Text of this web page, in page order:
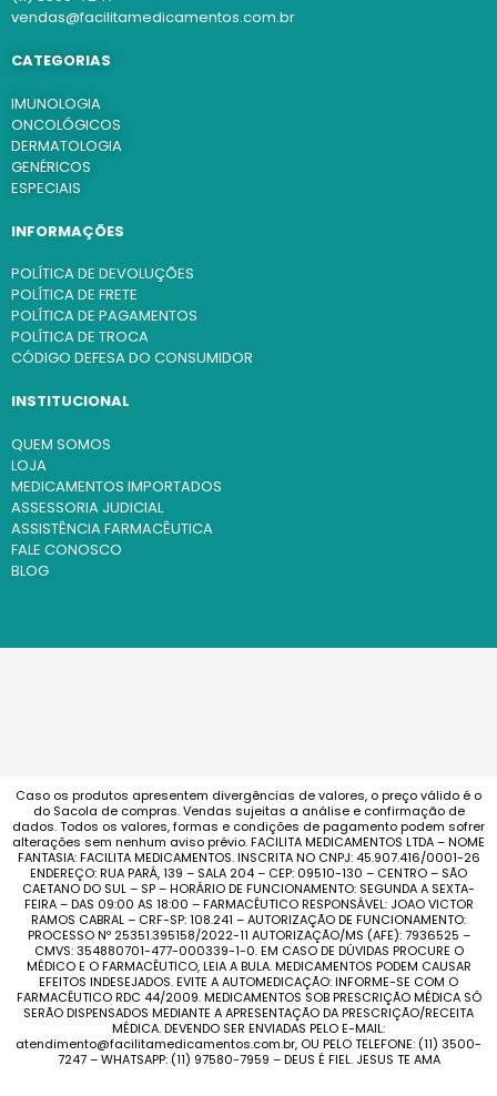
vendas@facilitamedicamentos.com.br
CATEGORIAS
IMUNOLOGIA
ONCOLÓGICOS
DERMATOLOGIA
GENÉRICOS
ESPECIAIS
INFORMAÇÕES
POLÍTICA DE DEVOLUÇÕES
POLÍTICA DE FRETE
POLÍTICA DE PAGAMENTOS
POLÍTICA DE TROCA
CÓDIGO DEFESA DO CONSUMIDOR
INSTITUCIONAL
QUEM SOMOS
LOJA
MEDICAMENTOS IMPORTADOS
ASSESSORIA JUDICIAL
ASSISTÊNCIA FARMACÊUTICA
FALE CONOSCO
BLOG
Caso os produtos apresentem divergências de valores, o preço válido é o
do Sacola de compras. Vendas sujeitas a análise e confirmação de
dados. Todos os valores, formas e condições de pagamento podem sofrer
alterações sem nenhum aviso prévio. FACILITA MEDICAMENTOS LTDA – NOME
FANTASIA: FACILITA MEDICAMENTOS. INSCRITA NO CNPJ: 45.907.416/0001-26
ENDEREÇO: RUA PARÁ, 139 – SALA 204 – CEP: 09510-130 – CENTRO – SÃO
CAETANO DO SUL – SP – HORÁRIO DE FUNCIONAMENTO: SEGUNDA A SEXTA-
FEIRA – DAS 09:00 AS 18:00 – FARMACÊUTICO RESPONSÁVEL: JOAO VICTOR
RAMOS CABRAL – CRF-SP: 108.241 – AUTORIZAÇÃO DE FUNCIONAMENTO:
PROCESSO Nº 25351.395158/2022-11 AUTORIZAÇÃO/MS (AFE): 7936525 –
CMVS: 354880701-477-000339-1-0. EM CASO DE DÚVIDAS PROCURE O
MÉDICO E O FARMACÊUTICO, LEIA A BULA. MEDICAMENTOS PODEM CAUSAR
EFEITOS INDESEJADOS. EVITE A AUTOMEDICAÇÃO: INFORME-SE COM O
FARMACÊUTICO RDC 44/2009. MEDICAMENTOS SOB PRESCRIÇÃO MÉDICA SÓ
SERÃO DISPENSADOS MEDIANTE A APRESENTAÇÃO DA PRESCRIÇÃO/RECEITA
MÉDICA. DEVENDO SER ENVIADAS PELO E-MAIL:
atendimento@facilitamedicamentos.com.br, OU PELO TELEFONE: (11) 3500-
7247 – WHATSAPP: (11) 97580-7959 – DEUS É FIEL. JESUS TE AMA